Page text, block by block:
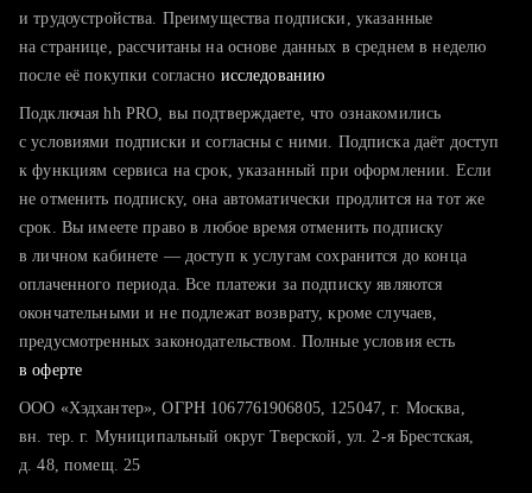
тратите много времени на поиск и вручную поднимаете
хотите сравнить себя с конкурентами и оценить шансы
и трудоустройства. Преимущества подписки, указанные
на странице, рассчитаны на основе данных в среднем в неделю
после её покупки согласно исследованию
Подключая hh PRO, вы подтверждаете, что ознакомились
с условиями подписки и согласны с ними. Подписка даёт доступ
к функциям сервиса на срок, указанный при оформлении. Если
не отменить подписку, она автоматически продлится на тот же
срок. Вы имеете право в любое время отменить подписку
в личном кабинете — доступ к услугам сохранится до конца
оплаченного периода. Все платежи за подписку являются
окончательными и не подлежат возврату, кроме случаев,
предусмотренных законодательством. Полные условия есть
в оферте
ООО «Хэдхантер», ОГРН 1067761906805, 125047, г. Москва,
вн. тер. г. Муниципальный округ Тверской, ул. 2-я Брестская,
д. 48, помещ. 25